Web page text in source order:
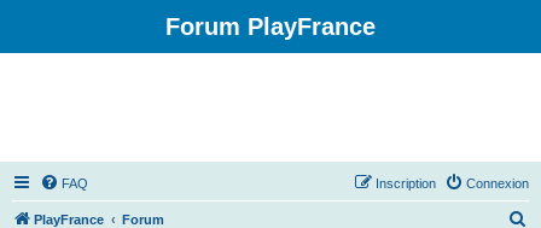
Forum PlayFrance
FAQ Connexion
Inscription
PlayFrance Forum